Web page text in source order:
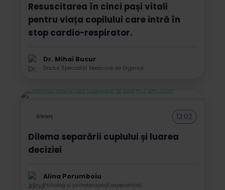
Resuscitarea în cinci pași vitali
pentru viața copilului care intră în
stop cardio-respirator.
Dr. Mihai Bucur
Doctor Specialist Medicină de Urgență
Divorț 13:02
Dilema separării cuplului și luarea
deciziei
Alina Porumboiu
Psiholog și psihoterapeut experiențial